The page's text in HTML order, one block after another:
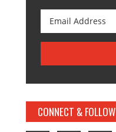
CONNECT & FOLLOW